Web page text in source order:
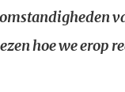
hoe we erop